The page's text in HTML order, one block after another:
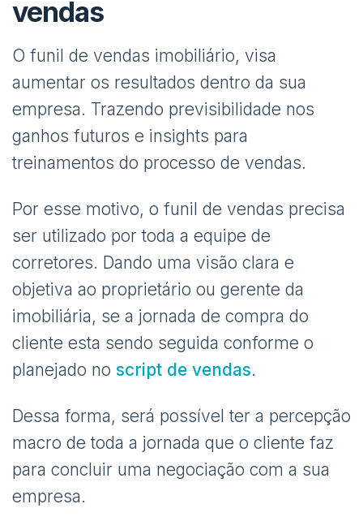
vendas
O funil de vendas imobiliário, visa
aumentar os resultados dentro da sua
empresa. Trazendo previsibilidade nos
ganhos futuros e insights para
treinamentos do processo de vendas.
Por esse motivo, o funil de vendas precisa
ser utilizado por toda a equipe de
corretores. Dando uma visão clara e
objetiva ao proprietário ou gerente da
imobiliária, se a jornada de compra do
cliente esta sendo seguida conforme o
planejado no script de vendas.
Dessa forma, será possível ter a percepção
macro de toda a jornada que o cliente faz
para concluir uma negociação com a sua
empresa.